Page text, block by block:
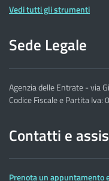
Vedi tutti gli strumenti
Sede Legale
Agenzia delle Entrate - via
Codice Fiscale e Partita
Contatti e
Prenota un appuntamento